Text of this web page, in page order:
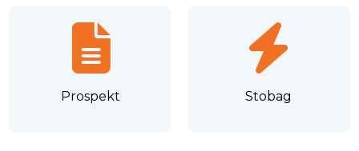
Prospekt Stobag